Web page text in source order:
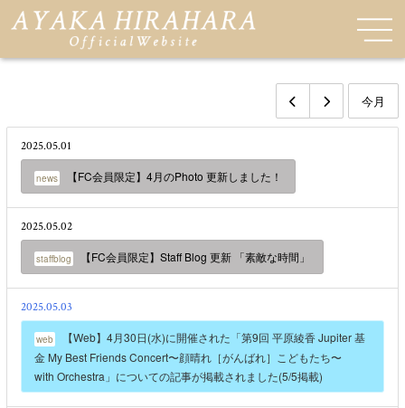
今月
2025.05.01
news 【FC会員限定】4月のPhoto 更新しました！
2025.05.02
staffblog 【FC会員限定】Staff Blog 更新 「素敵な時間」
2025.05.03
web
【Web】4月30日(水)に開催された「第9回 平原綾香 Jupiter 基
金 My Best Friends Concert〜顔晴れ［がんばれ］こどもたち〜
with Orchestra」についての記事が掲載されました(5/5掲載)